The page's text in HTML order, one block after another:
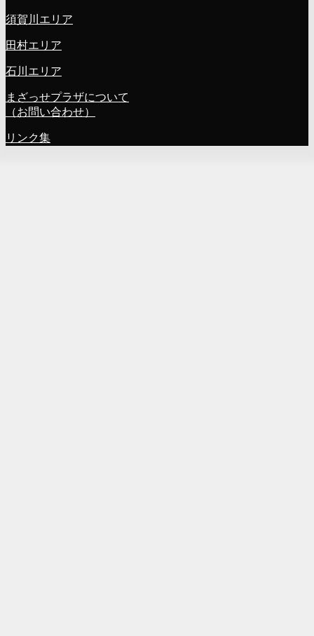
須賀川エリア
田村エリア
石川エリア
まざっせプラザについて
（お問い合わせ）
リンク集